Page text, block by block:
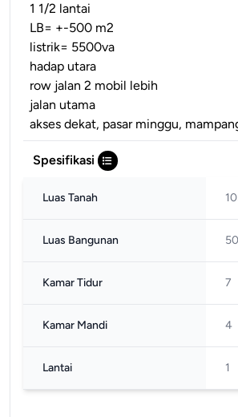
1 1/2 lantai
LB= +-500 m2
listrik= 5500va
hadap utara
row jalan 2 mobil lebih
jalan utama
akses dekat, pasar minggu,
Spesifikasi
Luas Tanah
Luas Bangunan
Kamar Tidur 7
Kamar Mandi 4
Lantai 1